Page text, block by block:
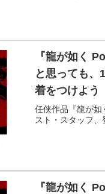
『龍が如く
と思っても、
着をつけよう
任侠作品『龍が如
スト・スタッフ、
『龍が如く